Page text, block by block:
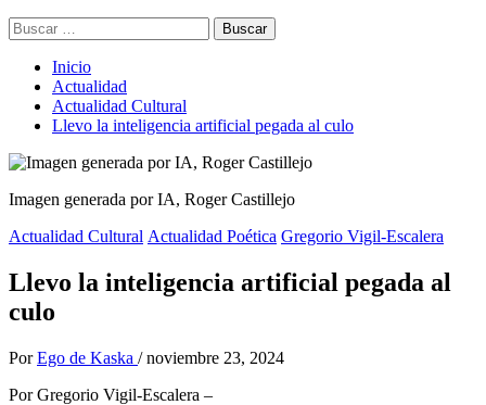
Buscar:
Inicio
Actualidad
Actualidad Cultural
Llevo la inteligencia artificial pegada al culo
Imagen generada por IA, Roger Castillejo
Actualidad Cultural Actualidad Poética Gregorio Vigil-Escalera
Llevo la inteligencia artificial pegada al
culo
Por Ego de Kaska / noviembre 23, 2024
Por Gregorio Vigil-Escalera –